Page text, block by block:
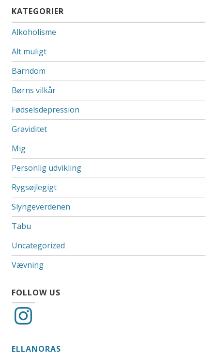
KATEGORIER
Alkoholisme
Alt muligt
Barndom
Børns vilkår
Fødselsdepression
Graviditet
Mig
Personlig udvikling
Rygsøjlegigt
Slyngeverdenen
Tabu
Uncategorized
Vævning
FOLLOW US
Instagram
ELLANORAS